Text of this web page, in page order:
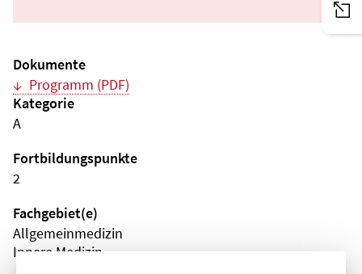
Dokumente
Programm (PDF)
Kategorie
A
Fortbildungspunkte
2
Fachgebiet(e)
Allgemeinmedizin
Innere Medizin